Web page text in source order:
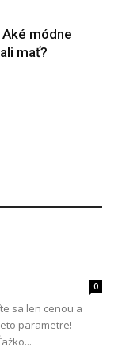
módne
mať?
0
sa len cenou a
parametre!